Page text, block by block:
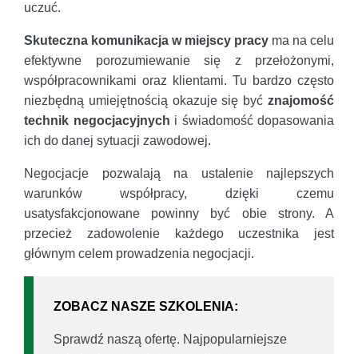
uczuć.
Skuteczna komunikacja w miejscy pracy ma na celu
efektywne porozumiewanie się z przełożonymi,
współpracownikami oraz klientami. Tu bardzo często
niezbędną umiejętnością okazuje się być znajomość
technik negocjacyjnych i świadomość dopasowania
ich do danej sytuacji zawodowej.
Negocjacje pozwalają na ustalenie najlepszych
warunków współpracy, dzięki czemu
usatysfakcjonowane powinny być obie strony. A
przecież zadowolenie każdego uczestnika jest
głównym celem prowadzenia negocjacji.
ZOBACZ NASZE SZKOLENIA:
Sprawdź naszą ofertę. Najpopularniejsze